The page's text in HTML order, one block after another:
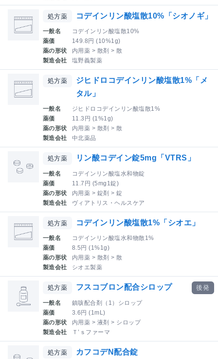
処方薬 コデインリン酸塩散10%「シオノギ」
一般名
コデインリン酸塩散10%
薬価
149.8円 (10%1g)
薬の形状
内用薬 > 散剤 > 散
製造会社
塩野義製薬
処方薬
ジヒドロコデインリン酸塩散1%「メ
タル」
一般名
ジヒドロコデインリン酸塩散1%
薬価
11.3円 (1%1g)
薬の形状
内用薬 > 散剤 > 散
製造会社
中北薬品
処方薬 リン酸コデイン錠5mg「VTRS」
一般名
コデインリン酸塩水和物錠
薬価
11.7円 (5mg1錠)
薬の形状
内用薬 > 錠剤 > 錠
製造会社
ヴィアトリス・ヘルスケア
処方薬 コデインリン酸塩散1%「シオエ」
一般名
コデインリン酸塩水和物散1%
薬価
8.5円 (1%1g)
薬の形状
内用薬 > 散剤 > 散
製造会社
シオエ製薬
処方薬 フスコブロン配合シロップ
一般名
鎮咳配合剤（1）シロップ
薬価
3.6円 (1mL)
薬の形状
内用薬 > 液剤 > シロップ
製造会社
Ｔ’ｓファーマ
後発
処方薬 カフコデN配合錠